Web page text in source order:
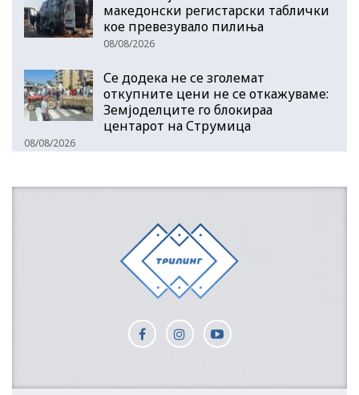
македонски регистарски таблички
кое превезувало пилиња
08/08/2026
Се додека не се зголемат
откупните цени не се откажуваме:
Земјоделците го блокираа
центарот на Струмица
08/08/2026